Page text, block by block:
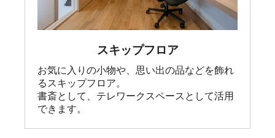
スキップフロア
お気に入りの小物や、思い出の品などを飾れ
るスキップフロア。
書斎として、テレワークスペースとして活用
できます。